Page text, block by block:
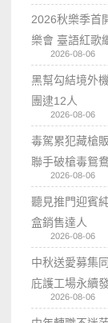
2026秋樂季首
樂會 臺語紅歌
2026-08-06
黑幫勾結境外
團逮12人
2026-08-06
毒駕累犯藏槍
聯手破槍毒鴛
2026-08-06
聽見推門迎賓
盒銷售達人
2026-08-06
中秋送愛募集
庇護工場永續
2026-08-06